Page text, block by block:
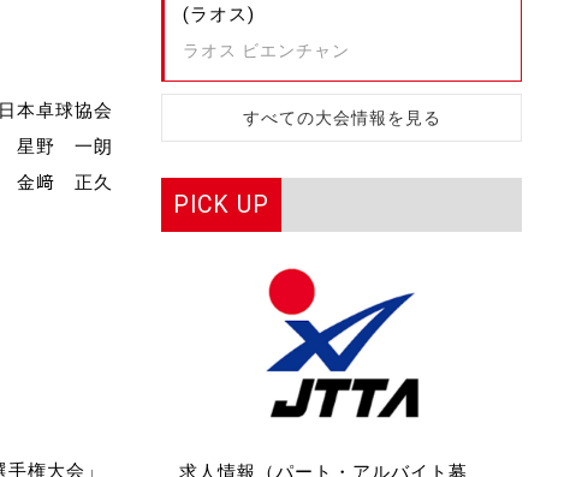
本卓球協会
星野 一朗
金﨑 正久
権大会」
(ラオス)
ラオス ビエンチャン
すべての大会情報を見る
PICK UP
求人情報（パート・アルバイト募